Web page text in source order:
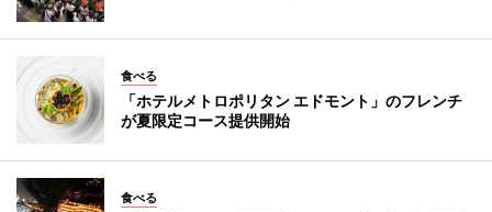
食べる
「ホテルメトロポリタン エドモント」のフレンチ
が夏限定コース提供開始
食べる